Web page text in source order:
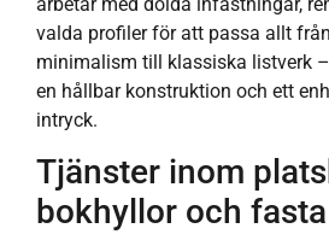
valda profiler för att passa allt
minimalism till klassiska listverk
en hållbar konstruktion och ett
intryck.
Tjänster inom
bokhyllor och